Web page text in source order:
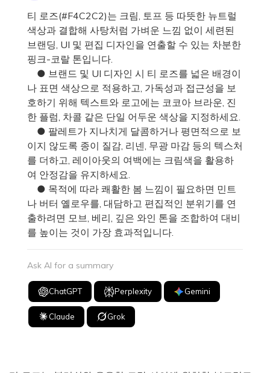
티 로즈(#F4C2C2)는 크림, 토프 등 따뜻한 뉴트럴
색상과 결합해 사탕처럼 가벼운 느낌 없이 세련된
브랜딩, UI 및 편집 디자인을 연출할 수 있는 차분한
핑크-코랄 톤입니다.
● 브랜드 및 UI 디자인 시 티 로즈를 넓은 배경이
나 표면 색상으로 적용하고, 가독성과 접근성을 보
호하기 위해 텍스트와 로고에는 코코아 브라운, 진
한 플럼, 차콜 같은 단일 어두운 색상을 지정하세요.
● 팔레트가 지나치게 달콤하거나 평면적으로 보
이지 않도록 종이 질감, 리넨, 무광 마감 등의 텍스처
를 더하고, 레이아웃의 여백에는 크림색을 활용하
여 안정감을 유지하세요.
● 목적에 따라 쾌활한 봄 느낌이 필요하면 민트
나 버터 옐로우를, 대담하고 편집적인 분위기를 연
출하려면 모브, 베리, 깊은 와인 톤을 조합하여 대비
를 높이는 것이 가장 효과적입니다.
Ask AI for a summary
ChatGPT Perplexity Gemini
Claude Grok